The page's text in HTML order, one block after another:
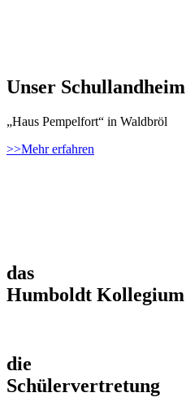
Unser Schullandheim
„Haus Pempelfort“ in Waldbröl
>>Mehr erfahren
das
Humboldt Kollegium
die
Schülervertretung